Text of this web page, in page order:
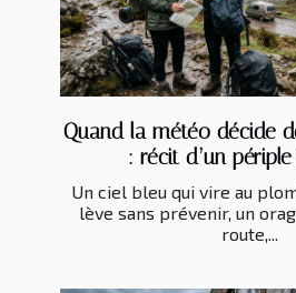
Quand la météo décide
: récit d’un
Un ciel bleu qui vire au
lève sans prévenir, un
route,...